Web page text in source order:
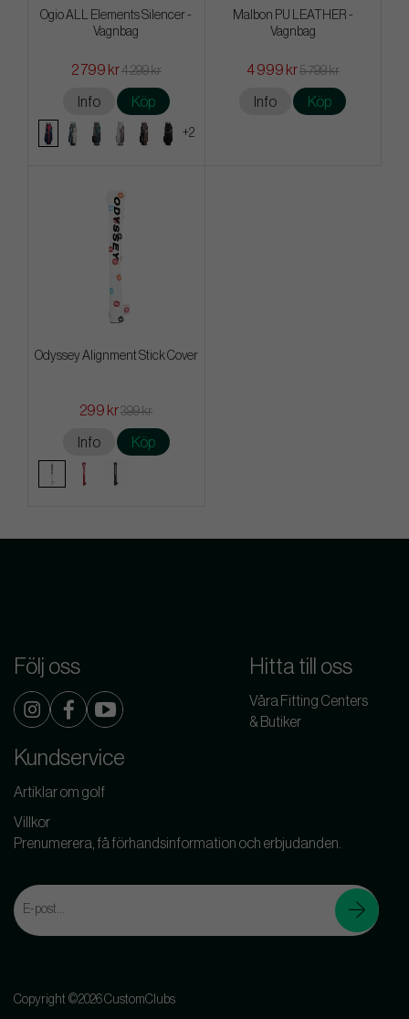
Ogio ALL Elements Silencer -
Vagnbag
2 799 kr4 299 kr
Info Köp
+2
Malbon PU LEATHER -
Vagnbag
4 999 kr5 799 kr
Info Köp
Odyssey Alignment Stick Cover
299 kr399 kr
Info Köp
Följ oss Hitta till oss
Våra Fitting Centers
& Butiker
Kundservice
Artiklar om golf
Villkor
Prenumerera, få förhandsinformation och erbjudanden.
Copyright ©2026 CustomClubs